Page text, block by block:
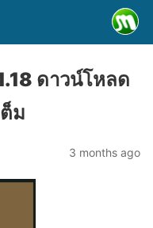
ดาวน์โหลด
ม
3 months ago